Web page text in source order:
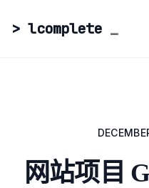
> lcomplete _
网站项目